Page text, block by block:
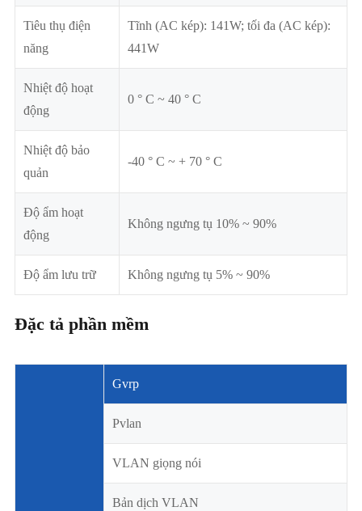
Tiêu thụ điện
năng
Tĩnh (AC kép): 141W; tối đa (AC kép):
441W
Nhiệt độ hoạt
động
0 ° C ~ 40 ° C
Nhiệt độ bảo
quản
-40 ° C ~ + 70 ° C
Độ ẩm hoạt
động
Không ngưng tụ 10% ~ 90%
Độ ẩm lưu trữ Không ngưng tụ 5% ~ 90%
Đặc tả phần mềm
Gvrp
Pvlan
VLAN giọng nói
Bản dịch VLAN